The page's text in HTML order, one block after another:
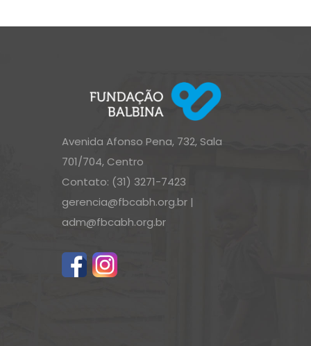
Avenida Afonso Pena, 732, Sala
701/704, Centro
Contato: (31) 3271-7423
gerencia@fbcabh.org.br |
adm@fbcabh.org.br